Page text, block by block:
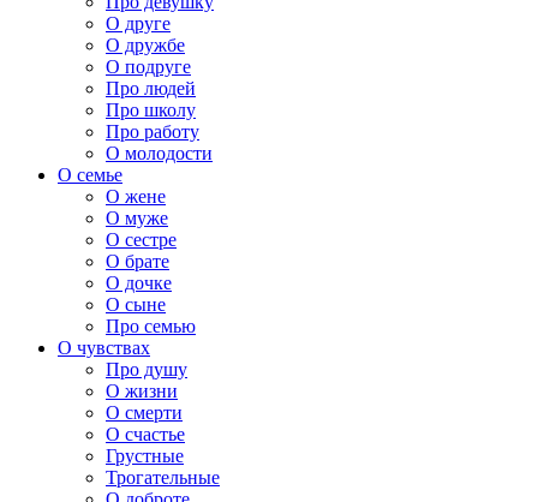
О друге
О дружбе
О подруге
Про людей
Про школу
Про работу
О молодости
О семье
О жене
О муже
О сестре
О брате
О дочке
О сыне
Про семью
О чувствах
Про душу
О жизни
О смерти
О счастье
Грустные
Трогательные